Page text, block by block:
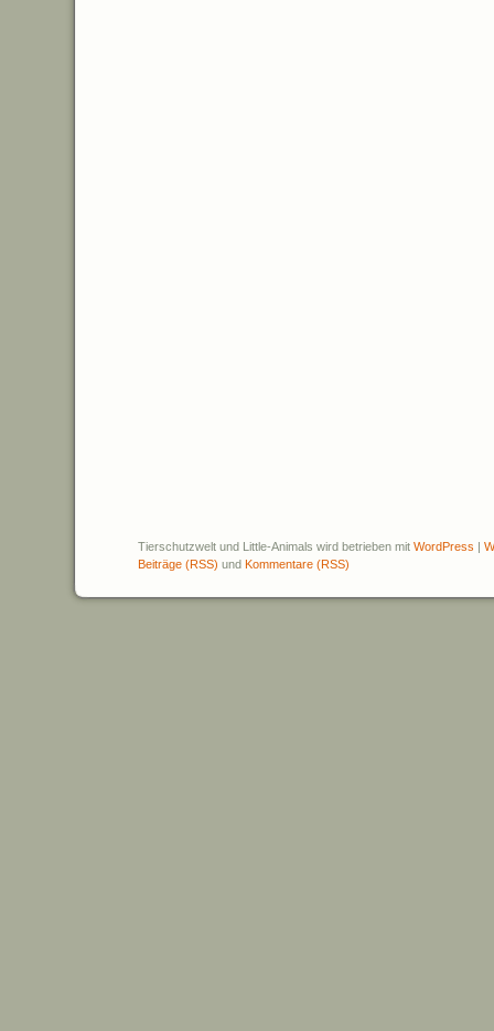
Tierschutzwelt und Little-Animals wird betrieben mit WordPress |
Beiträge (RSS) und Kommentare (RSS)